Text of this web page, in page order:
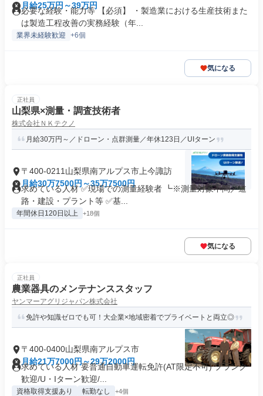
月給25万円～39万円
必要な経験・能力等 【必須】 ・製造業における生産技術また
は製造工程改善の実務経験（年...
業界未経験歓迎 +6個
気になる
正社員
山梨県×測量・調査技術者
株式会社ＮＫテクノ
月給30万円～／ドローン・点群測量／年休123日／UIターン
〒400-0211山梨県南アルプス市上今諏訪
月給30万7500円～35万7500円
求めている人材 ✅現場での測量経験者 ┗※測量対象不問／道
路・建設・プラント等 ✅基...
年間休日120日以上 +18個
気になる
正社員
農業器具のメンテナンススタッフ
ヤンマーアグリジャパン株式会社
免許や知識ゼロでも可！大企業×地域密着でプライベートと両立◎
〒400-0400山梨県南アルプス市
月給21万7000円～29万2000円
求めている人材 要普通自動車運転免許(AT限定不可) ブランク
歓迎/U・Iターン歓迎/...
資格取得支援あり 転勤なし +4個